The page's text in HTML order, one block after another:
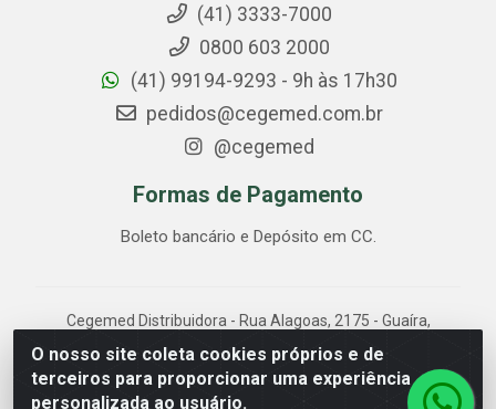
O nosso site coleta cookies próprios e de
terceiros para proporcionar uma experiência
personalizada ao usuário.
(41) 3333-7000
0800 603 2000
(41) 99194-9293 - 9h às 17h30
pedidos@cegemed.com.br
@cegemed
Formas de Pagamento
Boleto bancário e Depósito em CC.
Cegemed Distribuidora - Rua Alagoas, 2175 - Guaíra,
Curitiba/PR - CEP 80.630-050 - CNPJ 85.017.994/0001-